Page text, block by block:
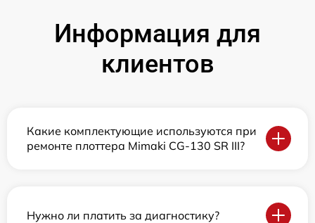
Информация для
клиентов
Какие комплектующие используются при
ремонте плоттера Mimaki CG-130 SR III?
Нужно ли платить за диагностику?